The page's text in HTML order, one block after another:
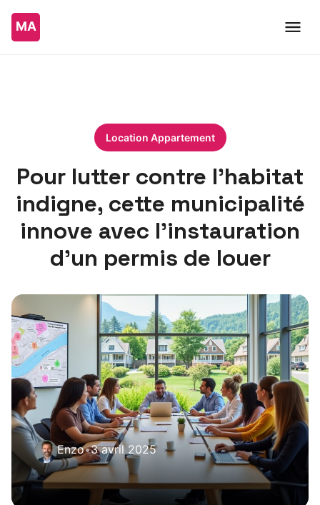
Location Appartement
Pour lutter contre l’habitat
indigne, cette municipalité
innove avec l’instauration
d’un permis de louer
Enzo•3 avril 2025